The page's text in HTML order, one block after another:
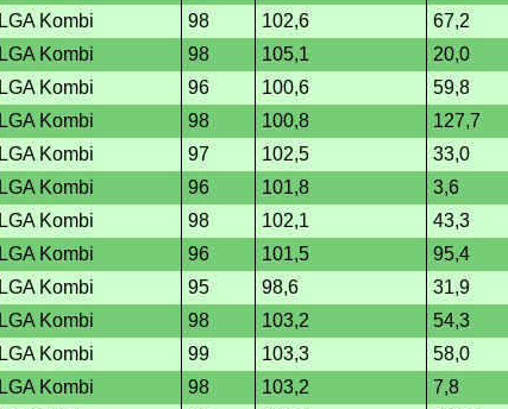
LGA Kombi
98 102,6 67,2
LGA Kombi
98 105,1 20,0
LGA Kombi
96 100,6 59,8
LGA Kombi
98 100,8 127,7
LGA Kombi
97 102,5 33,0
LGA Kombi
96 101,8 3,6
LGA Kombi
98 102,1 43,3
LGA Kombi
96 101,5 95,4
LGA Kombi
95 98,6 31,9
LGA Kombi
98 103,2 54,3
LGA Kombi
99 103,3 58,0
LGA Kombi
98 103,2 7,8